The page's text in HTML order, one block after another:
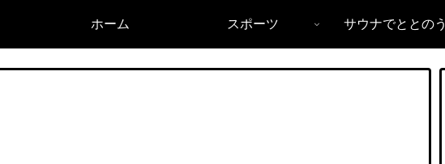
ホーム スポーツ サウナでととのう